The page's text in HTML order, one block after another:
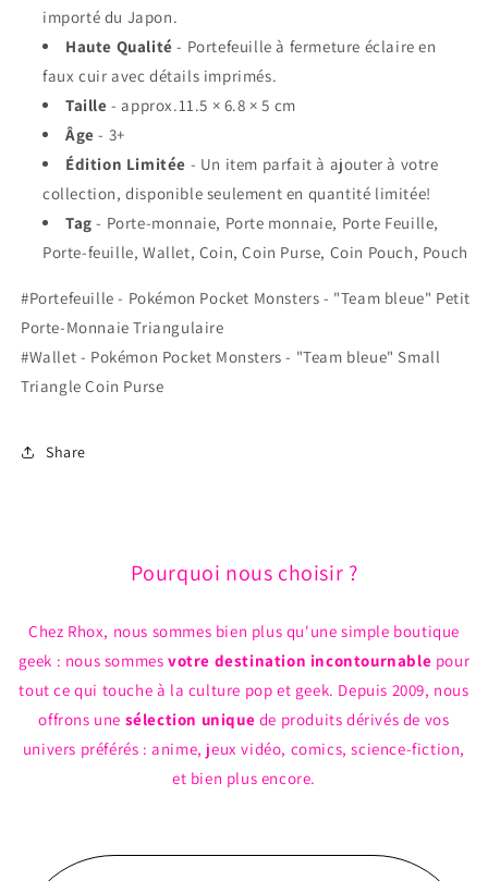
importé du Japon.
Haute Qualité - Portefeuille à fermeture éclaire en
faux cuir avec détails imprimés.
Taille - approx.11.5 × 6.8 × 5 cm
Âge - 3+
Édition Limitée - Un item parfait à ajouter à votre
collection, disponible seulement en quantité limitée!
Tag - Porte-monnaie, Porte monnaie, Porte Feuille,
Porte-feuille, Wallet, Coin, Coin Purse, Coin Pouch, Pouch
#Portefeuille - Pokémon Pocket Monsters - "Team bleue" Petit
Porte-Monnaie Triangulaire
#Wallet - Pokémon Pocket Monsters - "Team bleue" Small
Triangle Coin Purse
Share
Pourquoi nous choisir ?
Chez Rhox, nous sommes bien plus qu'une simple boutique
geek : nous sommesvotre destination incontournable pour
tout ce qui touche à la culture pop et geek. Depuis 2009, nous
offrons une sélection unique de produits dérivés de vos
univers préférés : anime, jeux vidéo, comics, science-fiction,
et bien plus encore.